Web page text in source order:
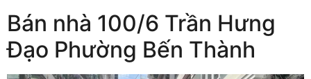
Bán nhà 100/6 Trần Hưng
Đạo Phường Bến Thành